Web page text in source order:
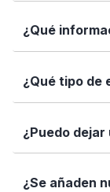
Marca los
Así puedes
¿Qué
Cada ficha
valoraciones
¿Qué tipo de
Elige tu
tamaño de tu
¿Puedo
Sí. Si quieres
¿Se añaden